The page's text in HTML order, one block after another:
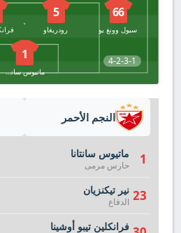
4-2-3-1
66
سيول وونغ يو
5
رودريغاو
1
ماتيوس سانتانا
النجم الأحمر
1 ماتيوس سانتانا
حارس مرمى
23 نير تيكنزيان
الدفاع
فرانكلين تيبو أوشينا